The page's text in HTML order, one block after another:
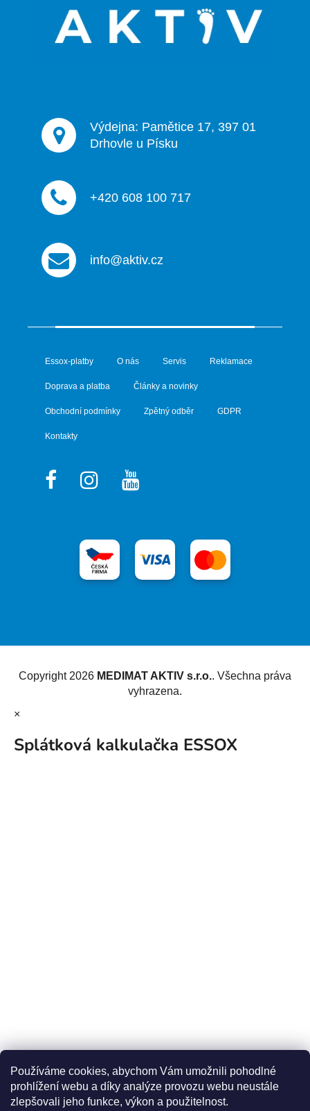
Používáme cookies, abychom Vám umožnili pohodlné
prohlížení webu a díky analýze provozu webu neustále
zlepšovali jeho funkce, výkon a použitelnost.
Výdejna: Pamětice 17, 397 01
Drhovle u Písku
+420 608 100 717
info@aktiv.cz
Essox-platby O nás Servis Reklamace
Doprava a platba Články a novinky
Obchodní podmínky Zpětný odběr GDPR
Kontakty
Copyright 2026 MEDIMAT AKTIV s.r.o.. Všechna práva
vyhrazena.
×
Splátková kalkulačka ESSOX